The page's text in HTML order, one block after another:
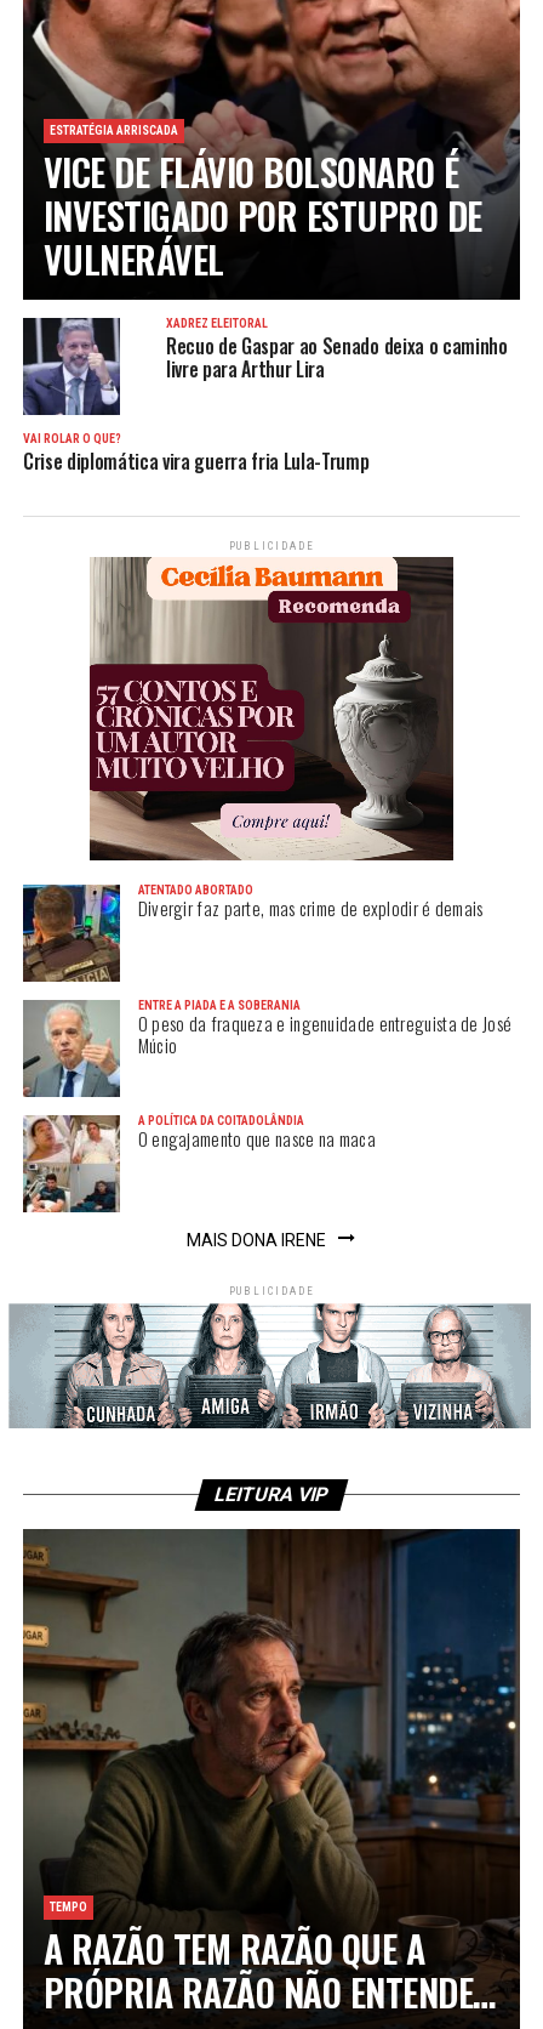
ESTRATÉGIA ARRISCADA
VICE DE FLÁVIO BOLSONARO É
INVESTIGADO POR ESTUPRO DE
VULNERÁVEL
XADREZ ELEITORAL
Recuo de Gaspar ao Senado deixa o caminho
livre para Arthur Lira
VAI ROLAR O QUÊ?
Crise diplomática vira guerra fria Lula-Trump
PUBLICIDADE
ATENTADO ABORTADO
Divergir faz parte, mas crime de explodir é demais
ENTRE A PIADA E A SOBERANIA
O peso da fraqueza e ingenuidade entreguista de José
Múcio
A POLÍTICA DA COITADOLÂNDIA
O engajamento que nasce na maca
MAIS DONA IRENE
PUBLICIDADE
LEITURA VIP
TEMPO
A RAZÃO TEM RAZÃO QUE A
PRÓPRIA RAZÃO NÃO ENTENDE…